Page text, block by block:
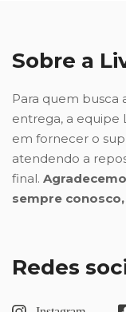
Sobre a
Para quem busca
entrega, a equipe
em fornecer o
atendendo a
final.
sempre
Redes